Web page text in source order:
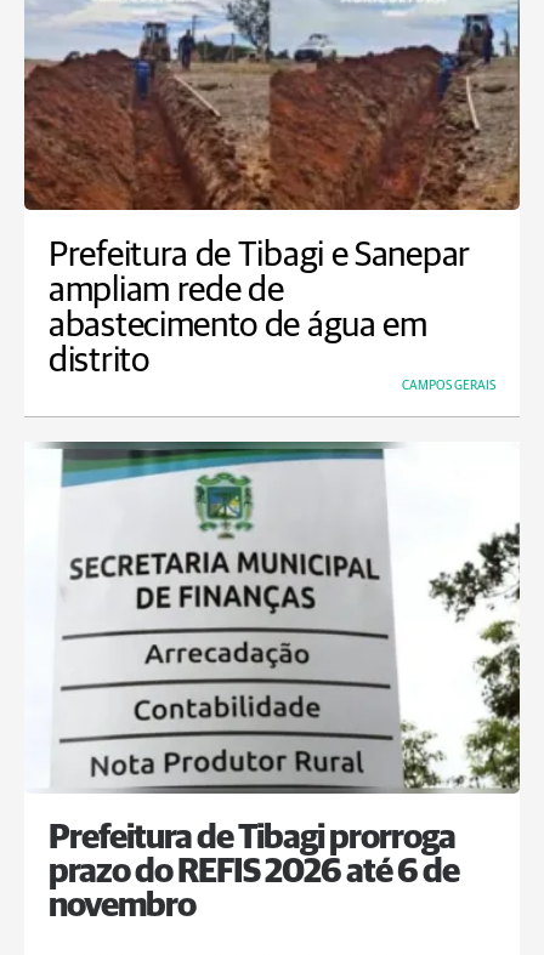
Prefeitura de Tibagi e Sanepar
ampliam rede de
abastecimento de água em
distrito
CAMPOS GERAIS
Prefeitura de Tibagi prorroga
prazo do REFIS 2026 até 6 de
novembro